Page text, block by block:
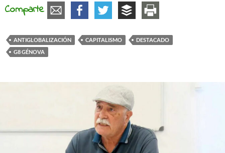
Comparte
ANTIGLOBALIZACIÓN CAPITALISMO
DESTACADO
G8 GÉNOVA